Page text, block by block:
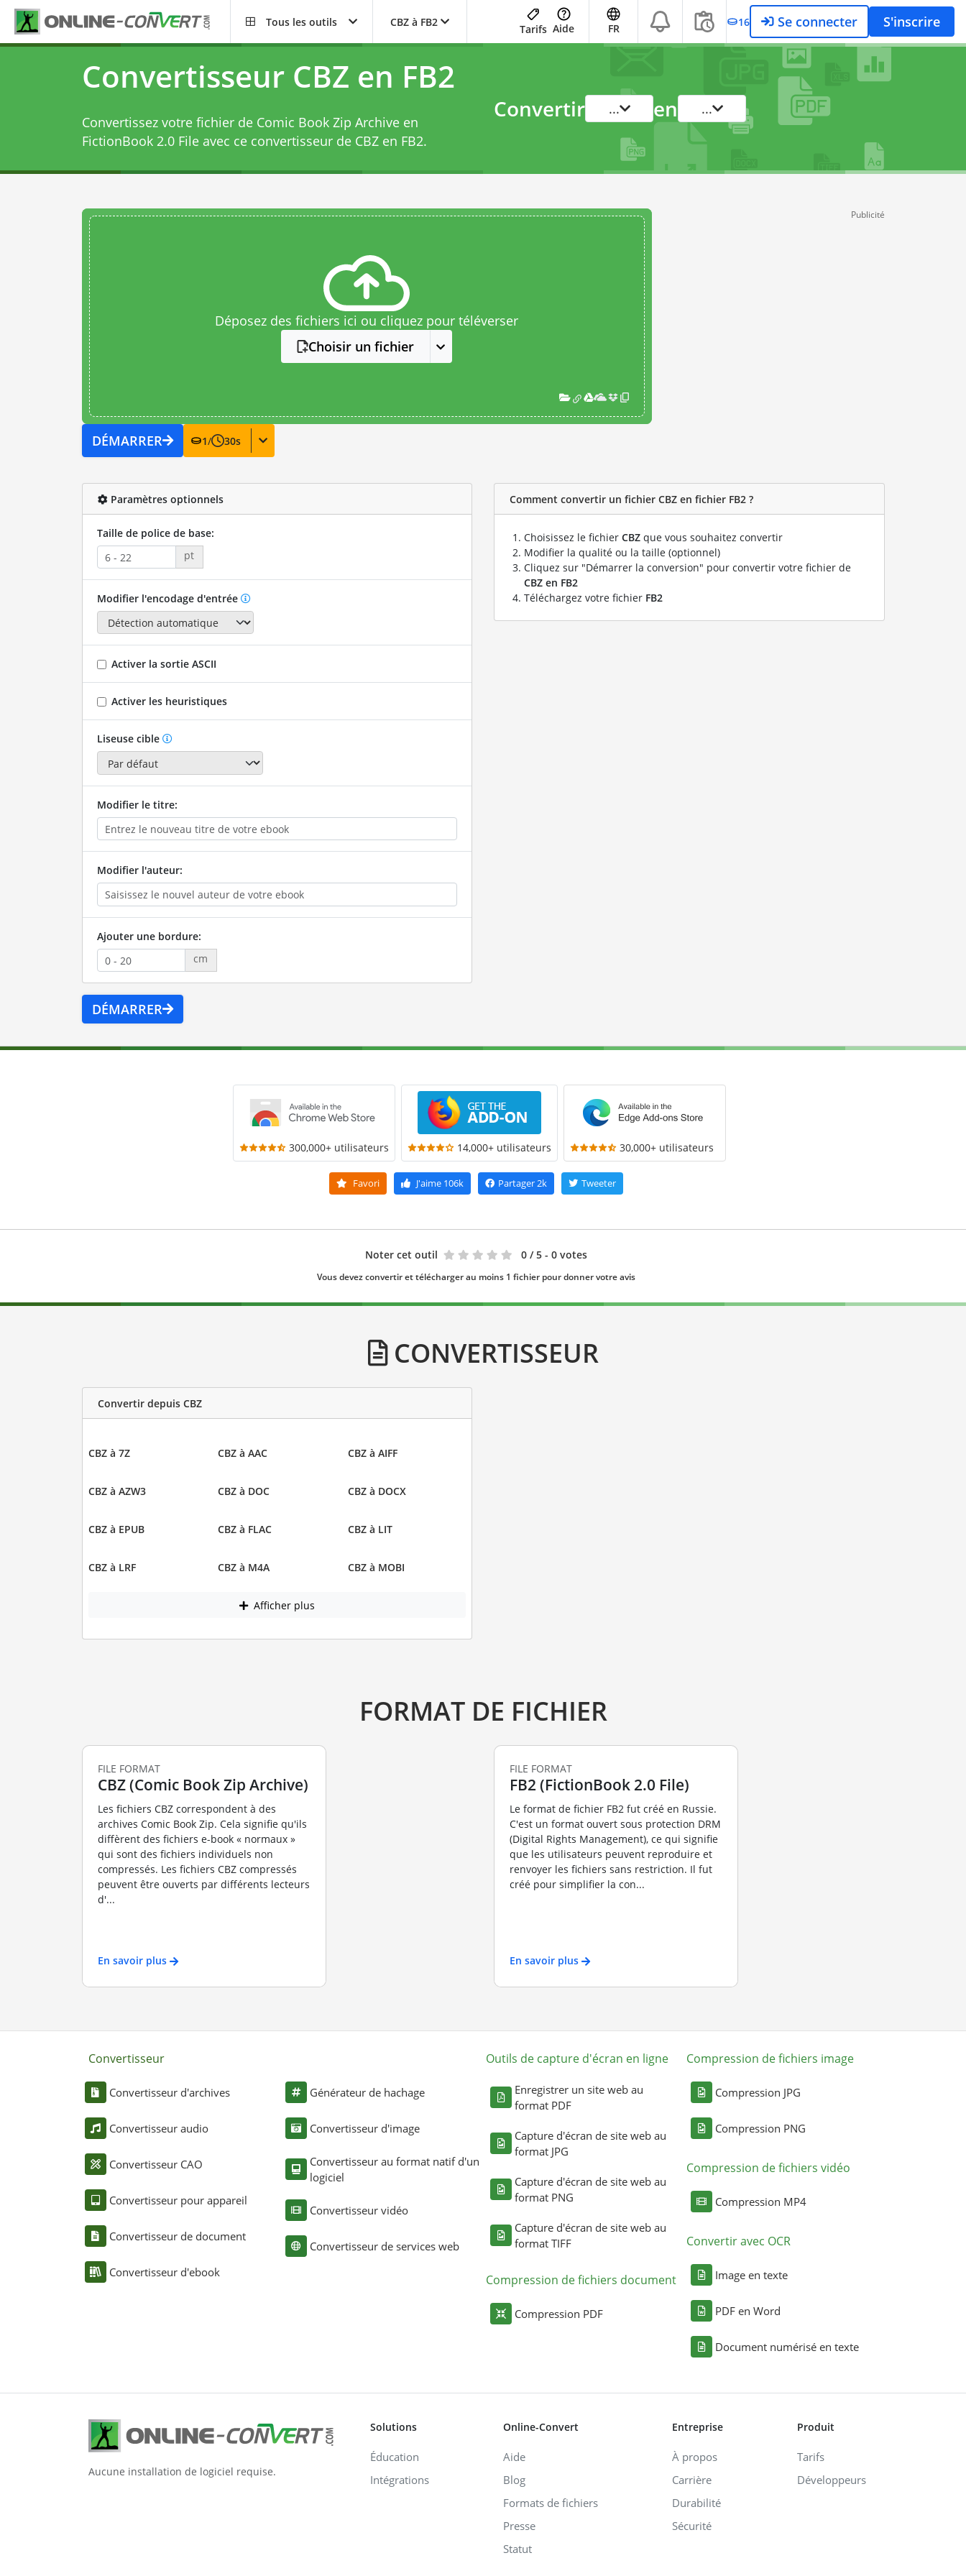
Tous les outils CBZ à FB2
Tarifs Aide FR 16 Se connecter S'inscrire
Convertisseur CBZ en FB2
Convertissez votre fichier de Comic Book Zip Archive en
FictionBook 2.0 File avec ce convertisseur de CBZ en FB2.
Convertir ... en ...
Déposez des fichiers ici ou cliquez pour téléverser
Choisir un fichier
DÉMARRER 1/ 30s
Publicité
Paramètres optionnels
Taille de police de base:
pt
Modifier l'encodage d'entrée
Activer la sortie ASCII
Activer les heuristiques
Liseuse cible
Modifier le titre:
Modifier l'auteur:
Ajouter une bordure:
cm
DÉMARRER
Comment convertir un fichier CBZ en fichier FB2 ?
Choisissez le fichier CBZ que vous souhaitez convertir
Modifier la qualité ou la taille (optionnel)
Cliquez sur "Démarrer la conversion" pour convertir votre fichier de
CBZ en FB2
Téléchargez votre fichier FB2
300,000+ utilisateurs 14,000+ utilisateurs 30,000+ utilisateurs
Favori J'aime106k Partager2k Tweeter
Noter cet outil 0 / 5 - 0 votes
Vous devez convertir et télécharger au moins 1 fichier pour donner votre avis
CONVERTISSEUR
Convertir depuis CBZ
CBZ à 7Z CBZ à AAC CBZ à AIFF
CBZ à AZW3 CBZ à DOC CBZ à DOCX
CBZ à EPUB CBZ à FLAC CBZ à LIT
CBZ à LRF CBZ à M4A CBZ à MOBI
Afficher plus
FORMAT DE FICHIER
FILE FORMAT
CBZ (Comic Book Zip Archive)
Les fichiers CBZ correspondent à des
archives Comic Book Zip. Cela signifie qu'ils
diffèrent des fichiers e-book « normaux »
qui sont des fichiers individuels non
compressés. Les fichiers CBZ compressés
peuvent être ouverts par différents lecteurs
d'...
En savoir plus
FILE FORMAT
FB2 (FictionBook 2.0 File)
Le format de fichier FB2 fut créé en Russie.
C'est un format ouvert sous protection DRM
(Digital Rights Management), ce qui signifie
que les utilisateurs peuvent reproduire et
renvoyer les fichiers sans restriction. Il fut
créé pour simplifier la con...
En savoir plus
Convertisseur
Convertisseur d'archives
Convertisseur audio
Convertisseur CAO
Convertisseur pour appareil
Convertisseur de document
Convertisseur d'ebook
Générateur de hachage
Convertisseur d'image
Convertisseur au format natif d'un
logiciel
Convertisseur vidéo
Convertisseur de services web
Outils de capture d'écran en ligne
Enregistrer un site web au
format PDF
Capture d'écran de site web au
format JPG
Capture d'écran de site web au
format PNG
Capture d'écran de site web au
format TIFF
Compression de fichiers document
Compression PDF
Compression de fichiers image
Compression JPG
Compression PNG
Compression de fichiers vidéo
Compression MP4
Convertir avec OCR
Image en texte
PDF en Word
Document numérisé en texte
Aucune installation de logiciel requise.
Solutions
Éducation
Intégrations
Online-Convert
Aide
Blog
Formats de fichiers
Presse
Statut
Entreprise
À propos
Carrière
Durabilité
Sécurité
Produit
Tarifs
Développeurs